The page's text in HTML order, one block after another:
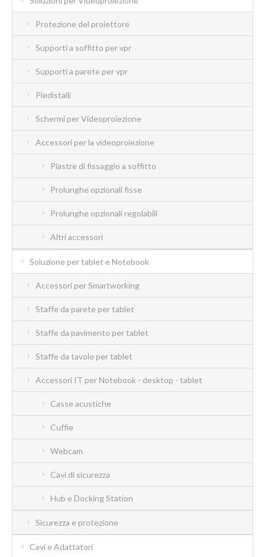
Protezione del proiettore
Supporti a soffitto per vpr
Supporti a parete per vpr
Piedistalli
Schermi per Videoproiezione
Accessori per la videoproiezione
Piastre di fissaggio a soffitto
Prolunghe opzionali fisse
Prolunghe opzionali regolabili
Altri accessori
Soluzione per tablet e Notebook
Accessori per Smartworking
Staffe da parete per tablet
Staffe da pavimento per tablet
Staffe da tavolo per tablet
Accessori IT per Notebook - desktop - tablet
Casse acustiche
Cuffie
Webcam
Cavi di sicurezza
Hub e Docking Station
Sicurezza e protezione
Cavi e Adattatori